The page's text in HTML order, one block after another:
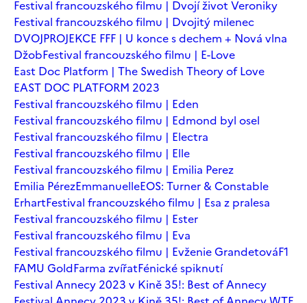
Festival francouzského filmu | Dvojí život Veroniky
Festival francouzského filmu | Dvojitý milenec
DVOJPROJEKCE FFF | U konce s dechem + Nová vlna
DžobFestival francouzského filmu | E-Love
East Doc Platform | The Swedish Theory of Love
EAST DOC PLATFORM 2023
Festival francouzského filmu | Eden
Festival francouzského filmu | Edmond byl osel
Festival francouzského filmu | Electra
Festival francouzského filmu | Elle
Festival francouzského filmu | Emilia Perez
Emilia PérezEmmanuelleEOS: Turner & Constable
ErhartFestival francouzského filmu | Esa z pralesa
Festival francouzského filmu | Ester
Festival francouzského filmu | Eva
Festival francouzského filmu | Evženie GrandetováF1
FAMU GoldFarma zvířatFénické spiknutí
Festival Annecy 2023 v Kině 35!: Best of Annecy